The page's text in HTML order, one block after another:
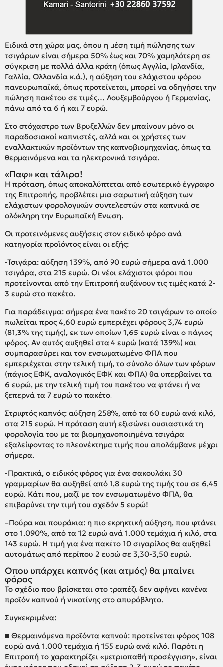
Ειδικά στη χώρα μας, όπου η μέση τιμή πώλησης των
τσιγάρων είναι σήμερα 50% έως και 70% χαμηλότερη σε
σύγκριση με πολλά άλλα κράτη (όπως Αγγλία, Ιρλανδία,
Γαλλία, Ολλανδία κ.ά.), η αύξηση του ελάχιστου φόρου
πανευρωπαϊκά, όπως προτείνεται, μπορεί να οδηγήσει την
πώληση πακέτου σε τιμές… Λουξεμβούργου ή Γερμανίας,
πάνω από τα 6 ή και 7 ευρώ.
Στο στόχαστρο των Βρυξελλών δεν μπαίνουν μόνο οι
παραδοσιακοί καπνιστές, αλλά και οι χρήστες των
εναλλακτικών προϊόντων της καπνοβιομηχανίας, όπως τα
θερμαινόμενα και τα ηλεκτρονικά τσιγάρα.
«Παφ» και τάλιρο!
Η πρόταση, όπως αποκαλύπτεται από εσωτερικό έγγραφο
της Επιτροπής, προβλέπει μια σαρωτική αύξηση των
ελάχιστων φορολογικών συντελεστών στα καπνικά σε
ολόκληρη την Ευρωπαϊκή Ενωση.
Οι προτεινόμενες αυξήσεις στον ειδικό φόρο ανά
κατηγορία προϊόντος είναι οι εξής:
-Τσιγάρα: αύξηση 139%, από 90 ευρώ σήμερα ανά 1.000
τσιγάρα, στα 215 ευρώ. Οι νέοι ελάχιστοι φόροι που
προτείνονται από την Επιτροπή αυξάνουν τις τιμές κατά 2-
3 ευρώ στο πακέτο.
Για παράδειγμα: σήμερα ένα πακέτο 20 τσιγάρων το οποίο
πωλείται προς 4,60 ευρώ εμπεριέχει φόρους 3,74 ευρώ
(81,3% της τιμής), εκ των οποίων 1,65 ευρώ είναι ο πάγιος
φόρος. Αν αυτός αυξηθεί στα 4 ευρώ (κατά 139%) και
συμπαρασύρει και τον ενσωματωμένο ΦΠΑ που
εμπεριέχεται στην τελική τιμή, το σύνολο όλων των φόρων
(πάγιος ΕΦΚ, αναλογικός ΕΦΚ και ΦΠΑ) θα υπερβαίνει τα
6 ευρώ, με την τελική τιμή του πακέτου να φτάνει ή να
ξεπερνά τα 7 ευρώ το πακέτο.
Στριφτός καπνός: αύξηση 258%, από τα 60 ευρώ ανά κιλό,
στα 215 ευρώ. Η πρόταση αυτή εξισώνει ουσιαστικά τη
φορολογία του με τα βιομηχανοποιημένα τσιγάρα
εξαλείφοντας το πλεονέκτημα τιμής που απολάμβανε μέχρι
σήμερα.
-Πρακτικά, ο ειδικός φόρος για ένα σακουλάκι 30
γραμμαρίων θα αυξηθεί από 1,8 ευρώ της τιμής του σε 6,45
ευρώ. Κάτι που, μαζί με τον ενσωματωμένο ΦΠΑ, θα
επιβαρύνει την τιμή του σχεδόν 5 ευρώ!
–Πούρα και πουράκια: η πιο εκρηκτική αύξηση, που φτάνει
στο 1.090%, από τα 12 ευρώ ανά 1.000 τεμάχια ή κιλό, στα
143 ευρώ. Η τιμή για ένα πακέτο 10 σιγαρίλος θα αυξηθεί
αυτομάτως από περίπου 2 ευρώ σε 3,30-3,50 ευρώ.
Οπου υπάρχει καπνός (και ατμός) θα μπαίνει
φόρος
Το σχέδιο που βρίσκεται στο τραπέζι δεν αφήνει κανένα
προϊόν καπνού ή νικοτίνης στο απυρόβλητο.
Συγκεκριμένα:
■ Θερμαινόμενα προϊόντα καπνού: προτείνεται φόρος 108
ευρώ ανά 1.000 τεμάχια ή 155 ευρώ ανά κιλό. Παρότι η
Επιτροπή το χαρακτηρίζει «μετριοπαθή προσέγγιση», είναι